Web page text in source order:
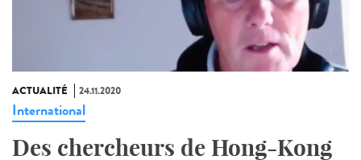
ACTUALITÉ 24.11.2020
International
Des chercheurs de Hong-Kong